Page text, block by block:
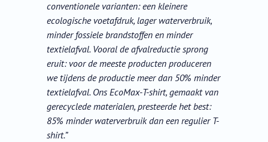
conventionele varianten: een kleinere
ecologische voetafdruk, lager waterverbruik,
minder fossiele brandstoffen en minder
textielafval. Vooral de afvalreductie sprong
eruit: voor de meeste producten produceren
we tijdens de productie meer dan 50% minder
textielafval. Ons EcoMax-T-shirt, gemaakt van
gerecyclede materialen, presteerde het best:
85% minder waterverbruik dan een regulier T-
shirt.”